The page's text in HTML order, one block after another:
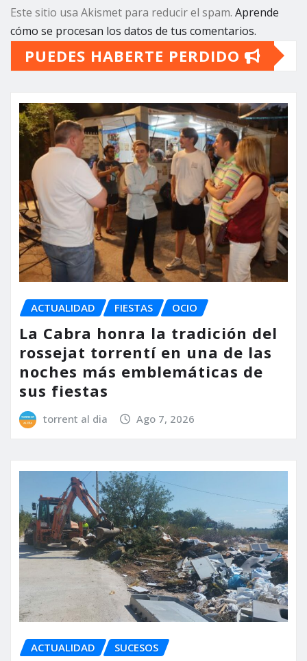
Este sitio usa Akismet para reducir el spam. Aprende
cómo se procesan los datos de tus comentarios.
PUEDES HABERTE PERDIDO
ACTUALIDAD FIESTAS OCIO
La Cabra honra la tradición del
rossejat torrentí en una de las
noches más emblemáticas de
sus fiestas
torrent al dia Ago 7, 2026
ACTUALIDAD SUCESOS